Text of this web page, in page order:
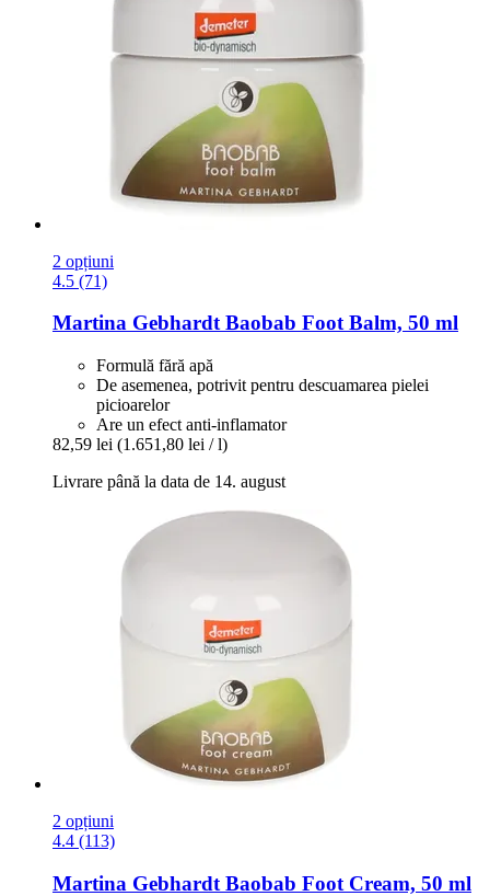
2 opțiuni
4.5 (71)
Martina GebhardtBaobab Foot Balm, 50 ml
Formulă fără apă
De asemenea, potrivit pentru descuamarea pielei
picioarelor
Are un efect anti-inflamator
82,59 lei (1.651,80 lei / l)
Livrare până la data de 14. august
2 opțiuni
4.4 (113)
Martina Gebhardt Baobab Foot Cream, 50 ml